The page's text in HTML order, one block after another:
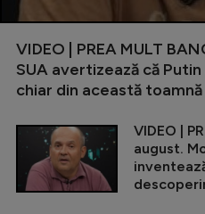
VIDEO | PREA MULT
SUA avertizează că
chiar din această toamnă
VIDEO |
august.